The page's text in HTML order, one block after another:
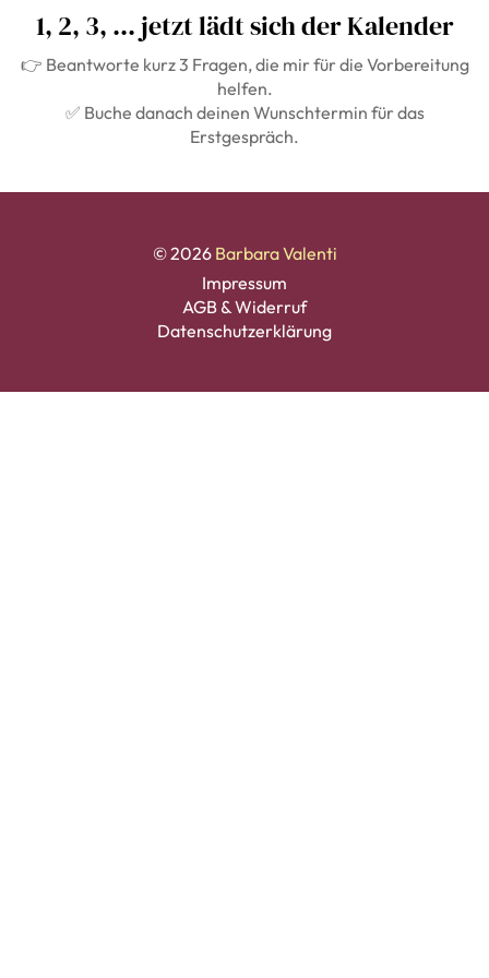
1, 2, 3, ... jetzt lädt sich der Kalender
👉 Beantworte kurz 3 Fragen, die mir für die Vorbereitung
helfen.
✅ Buche danach deinen Wunschtermin für das
Erstgespräch.
© 2026 Barbara Valenti
Impressum
AGB & Widerruf
Datenschutzerklärung